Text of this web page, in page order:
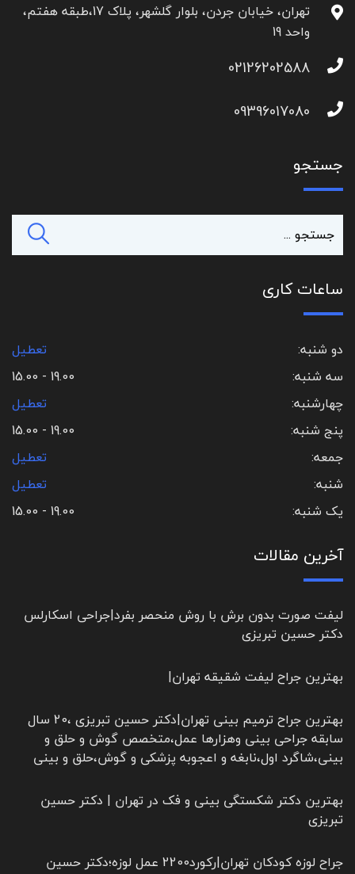
تهران، خیابان جردن، بلوار گلشهر، پلاک 17،طبقه هفتم،
واحد 19
02126202588
09396017080
جستجو
ساعات کاری
دو شنبه:
تعطیل
سه شنبه:
19.00 - 15.00
چهارشنبه:
تعطیل
پنج شنبه:
19.00 - 15.00
جمعه:
تعطیل
شنبه:
تعطیل
یک شنبه:
19.00 - 15.00
آخرین مقالات
لیفت صورت بدون برش با روش منحصر بفرد|جراحی اسکارلس
دکتر حسین تبریزی
بهترین جراح لیفت شقیقه تهران|
بهترین جراح ترمیم بینی تهران|دکتر حسین تبریزی ،20 سال
سابقه جراحی بینی وهزارها عمل،متخصص گوش و حلق و
بینی،شاگرد اول،نابغه و اعجوبه پزشکی و گوش،حلق و بینی
بهترین دکتر شکستگی بینی و فک در تهران | دکتر حسین
تبریزی
جراح لوزه کودکان تهران|رکورد2200 عمل لوزه؛دکتر حسین